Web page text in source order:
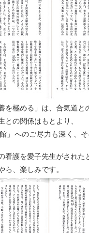
を極める」は、合気道と
との関係はもとより、
」へのご尽力も深く、
看護を愛子先生がされた
ら、楽しみです。